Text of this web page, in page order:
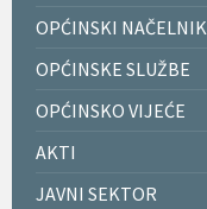
OPĆINSKI NAČELNIK
OPĆINSKE SLUŽBE
OPĆINSKO VIJEĆE
AKTI
JAVNI SEKTOR